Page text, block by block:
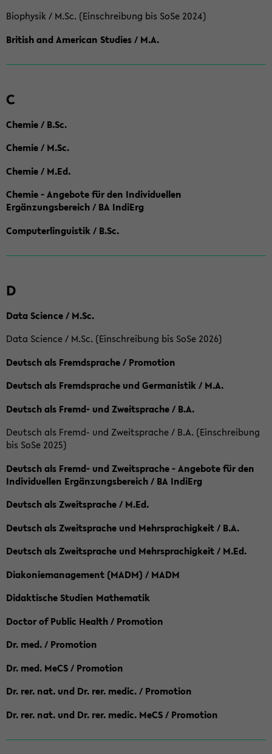
Biophysik / M.Sc. (Einschreibung bis SoSe 2024)
British and American Studies / M.A.
C
Chemie / B.Sc.
Chemie / M.Sc.
Chemie / M.Ed.
Chemie - Angebote für den Individuellen
Ergänzungsbereich / BA IndiErg
Computerlinguistik / B.Sc.
D
Data Science / M.Sc.
Data Science / M.Sc. (Einschreibung bis SoSe 2026)
Deutsch als Fremdsprache / Promotion
Deutsch als Fremdsprache und Germanistik / M.A.
Deutsch als Fremd- und Zweitsprache / B.A.
Deutsch als Fremd- und Zweitsprache / B.A. (Einschreibung
bis SoSe 2025)
Deutsch als Fremd- und Zweitsprache - Angebote für den
Individuellen Ergänzungsbereich / BA IndiErg
Deutsch als Zweitsprache / M.Ed.
Deutsch als Zweitsprache und Mehrsprachigkeit / B.A.
Deutsch als Zweitsprache und Mehrsprachigkeit / M.Ed.
Diakoniemanagement (MADM) / MADM
Didaktische Studien Mathematik
Doctor of Public Health / Promotion
Dr. med. / Promotion
Dr. med. MeCS / Promotion
Dr. rer. nat. und Dr. rer. medic. / Promotion
Dr. rer. nat. und Dr. rer. medic. MeCS / Promotion